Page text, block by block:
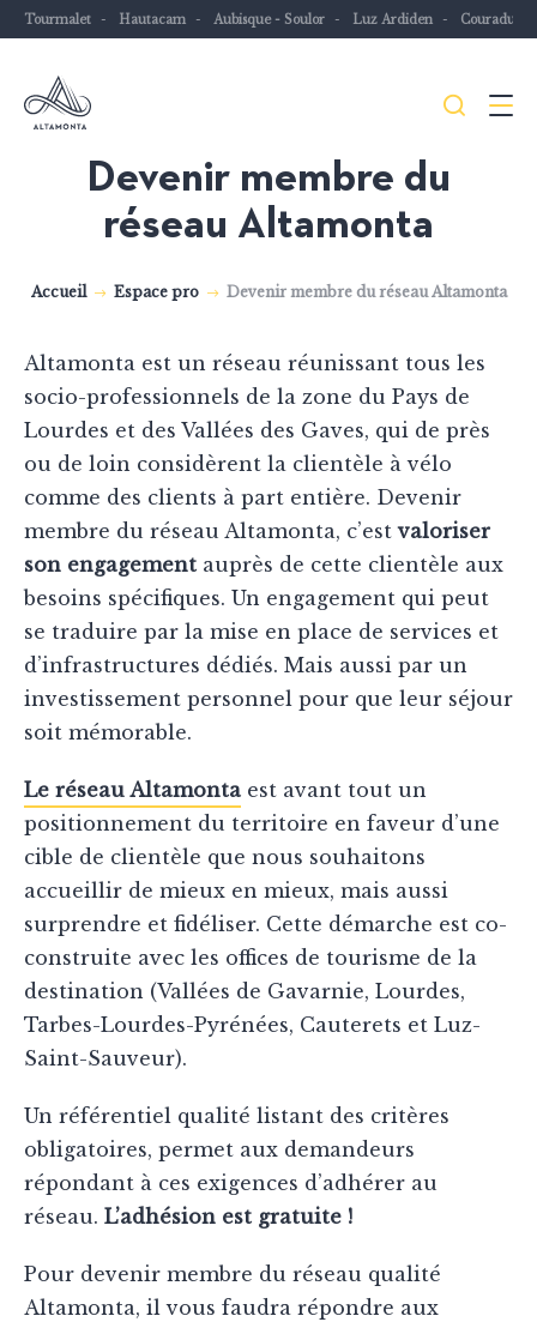
Tourmalet Hautacam Aubisque - Soulor Luz Ardiden
Pyrénées
à
ou
à
VTT
Menu
Devenir membre du
réseau Altamonta
Accueil Espace pro Devenir membre du réseau Altamonta
Altamonta est un réseau réunissant tous les
socio-professionnels de la zone du Pays de
Lourdes et des Vallées des Gaves, qui de près
ou de loin considèrent la clientèle à vélo
comme des clients à part entière. Devenir
membre du réseau Altamonta, c’estvaloriser
son engagement auprès de cette clientèle aux
besoins spécifiques. Un engagement qui peut
se traduire par la mise en place de services et
d’infrastructures dédiés. Mais aussi par un
investissement personnel pour que leur séjour
soit mémorable.
Le réseau Altamonta est avant tout un
positionnement du territoire en faveur d’une
cible de clientèle que nous souhaitons
accueillir de mieux en mieux, mais aussi
surprendre et fidéliser. Cette démarche est co-
construite avec les offices de tourisme de la
destination (Vallées de Gavarnie, Lourdes,
Tarbes-Lourdes-Pyrénées, Cauterets et Luz-
Saint-Sauveur).
Un référentiel qualité listant des critères
obligatoires, permet aux demandeurs
répondant à ces exigences d’adhérer au
réseau. L’adhésion est gratuite !
Pour devenir membre du réseau qualité
Altamonta, il vous faudra répondre aux